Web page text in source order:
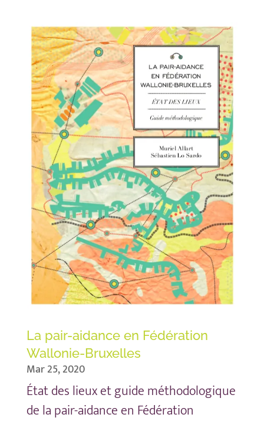
La pair-aidance en Fédération
Wallonie-Bruxelles
Mar 25, 2020
État des lieux et guide méthodologique
de la pair-aidance en Fédération